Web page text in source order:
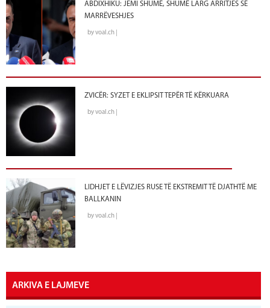
ABDIXHIKU: JEMI SHUMË, SHUMË LARG ARRITJES SË
MARRËVESHJES
by voal.ch |
ZVICËR: SYZET E EKLIPSIT TEPËR TË KËRKUARA
by voal.ch |
LIDHJET E LËVIZJES RUSE TË EKSTREMIT TË DJATHTË ME
BALLKANIN
by voal.ch |
ARKIVA E LAJMEVE